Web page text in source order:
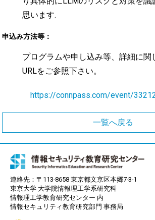
思います.
申込み方法等：
プログラムや申し込み等、詳細に関
URLをご参照下さい。
https://connpass.com/event/
一覧へ戻る
連絡先：〒113-8658 東京都文京区本郷7-3-1
東京大学 大学院情報理工学系研究科
情報理工学教育研究センター 内
情報セキュリティ教育研究部門 事務局